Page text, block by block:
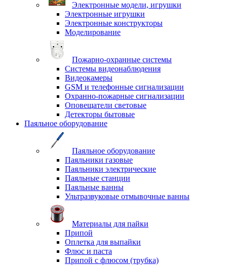
Электронные модели, игрушки
Электронные игрушки
Электронные конструкторы
Моделирование
Пожарно-охранные системы
Системы видеонаблюдения
Видеокамеры
GSM и телефонные сигнализации
Охранно-пожарные сигнализации
Оповещатели световые
Детекторы бытовые
Паяльное оборудование
Паяльное оборудование
Паяльники газовые
Паяльники электрические
Паяльные станции
Паяльные ванны
Ультразвуковые отмывочные ванны
Материалы для пайки
Припой
Оплетка для выпайки
Флюс и паста
Припой с флюсом (трубка)